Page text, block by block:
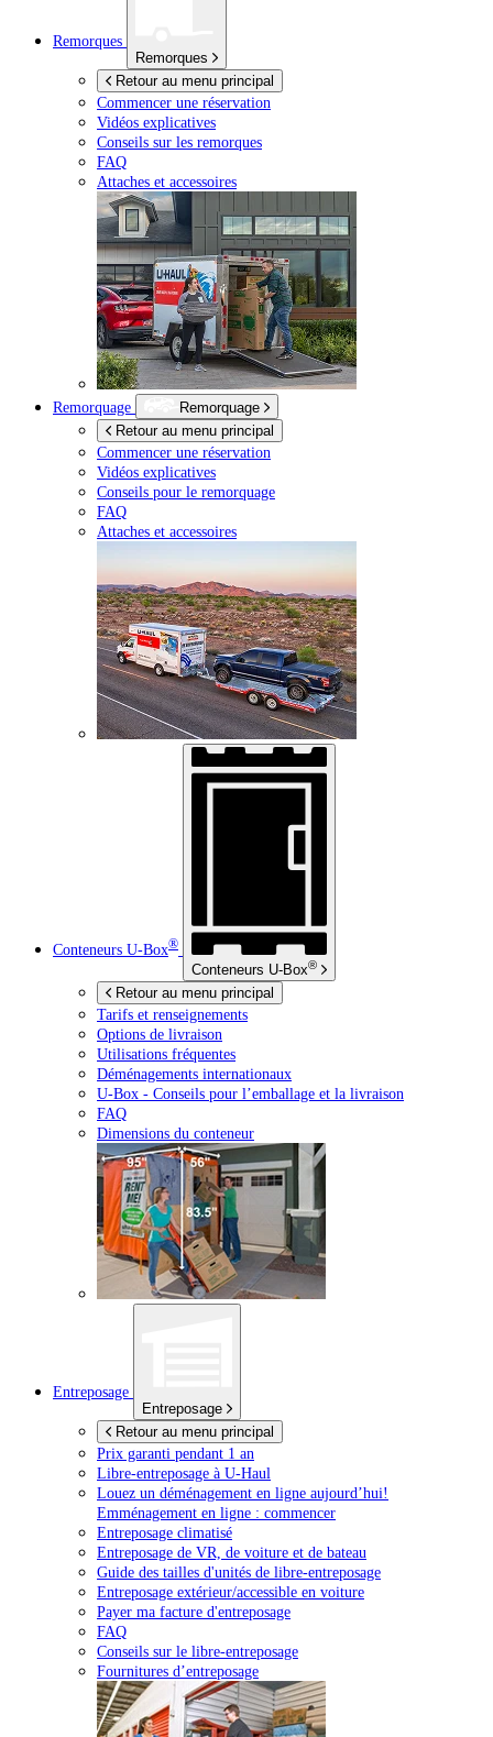
Remorques
Remorques
Retour au menu principal
Commencer une réservation
Vidéos explicatives
Conseils sur les remorques
FAQ
Attaches et accessoires
Remorquage
Remorquage
Retour au menu principal
Commencer une réservation
Vidéos explicatives
Conseils pour le remorquage
FAQ
Attaches et accessoires
Conteneurs U-Box®
Conteneurs U-Box®
Retour au menu principal
Tarifs et renseignements
Options de livraison
Utilisations fréquentes
Déménagements internationaux
U-Box - Conseils pour l’emballage et la livraison
FAQ
Dimensions du conteneur
Entreposage
Entreposage
Retour au menu principal
Prix garanti pendant 1 an
Libre-entreposage à U-Haul
Louez un déménagement en ligne aujourd’hui!
Emménagement en ligne : commencer
Entreposage climatisé
Entreposage de VR, de voiture et de bateau
Guide des tailles d'unités de libre-entreposage
Entreposage extérieur/accessible en voiture
Payer ma facture d'entreposage
FAQ
Conseils sur le libre-entreposage
Fournitures d’entreposage